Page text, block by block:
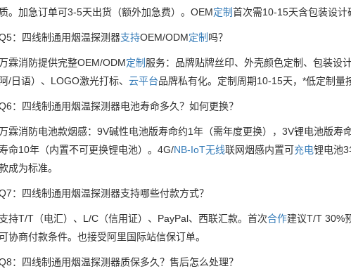
质。加急订单可3-5天出货（额外加急费）。OEM定制首次需10-15天含包装设计
：四线制通用烟温探测器支持OEM/ODM定制 吗？
霖消防提供完整OEM/ODM定制 服务：品牌贴牌丝印、外壳颜色定制、包装设
阿/日语）、LOGO激光打标、 云平台品牌私有化。定制周期10-15天，*低定制量
：四线制通用烟温探测器电池寿命多久？如何更换？
霖消防电池款烟感：9V碱性电池版寿命约1年（需年度更换），3V锂电池版寿
命10年（内置不可更换锂电池）。4G/NB-IoT无线联网烟感内置可充电锂电池3
成为标准。
：四线制通用烟温探测器支持哪些付款方式？
支持T/T（电汇）、L/C（信用证）、PayPal、西联汇款。首次合作建议T/T 30%
协商付款条件。也接受阿里国际站信保订单。
：四线制通用烟温探测器质保多久？售后怎么处理？